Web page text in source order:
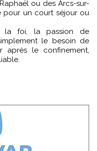
ou des Arcs-sur-
pour un court séjour ou
la foi, la passion de
le besoin de
après le confinement,